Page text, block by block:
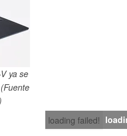
ya se
loading failed!